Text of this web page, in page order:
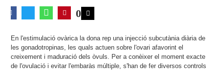
0
En l'estimulació ovàrica la dona rep una injecció subcutània diària de
les gonadotropinas, les quals actuen sobre l'ovari afavorint el
creixement i maduració dels òvuls. Per a conèixer el moment exacte
de l'ovulació i evitar l'embaràs múltiple, s'han de fer diversos controls